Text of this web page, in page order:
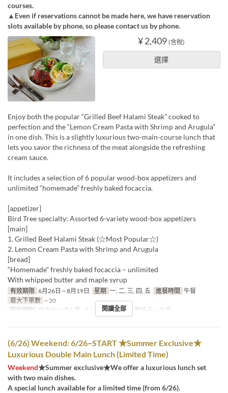
courses.
▲Even if reservations cannot be made here, we have reservation
slots available by phone, so please contact us by phone.
¥ 2,409 (含稅)
選擇
Enjoy both the popular “Grilled Beef Halami Steak” cooked to
perfection and the “Lemon Cream Pasta with Shrimp and Arugula”
in one dish. This is a slightly luxurious two-main-course lunch that
lets you savor the richness of the meat alongside the refreshing
cream sauce.
It includes a selection of 6 popular wood-box appetizers and
unlimited “homemade” freshly baked focaccia.
[appetizer]
Bird Tree specialty: Assorted 6-variety wood-box appetizers
[main]
1. Grilled Beef Halami Steak (☆Most Popular☆)
2. Lemon Cream Pasta with Shrimp and Arugula
[bread]
“Homemade” freshly baked focaccia – unlimited
With whipped butter and maple syrup
有效期限 6月26日 ~ 8月19日 星期 一, 二, 三, 四, 五 進餐時間 午餐
最大下單數 ~ 20
座位類別
店内テーブル席, インナーテラス席, 屋外デッキ席
閱讀全部
(6/26) Weekend: 6/26~START ★Summer Exclusive★
Luxurious Double Main Lunch (Limited Time)
Weekend★Summer exclusive★We offer a luxurious lunch set
with two main dishes.
A special lunch available for a limited time (from 6/26).